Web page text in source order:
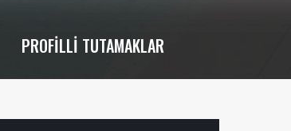
PROFILLI TUTAMAKLAR